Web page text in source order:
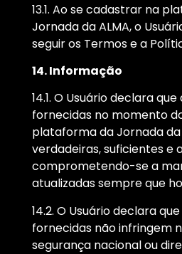
13.1. Ao se cadastrar na
Jornada da ALMA, o
seguir os Termos e a
14. Informação
14.1. O Usuário declara
fornecidas no momento
plataforma da Jornada da
verdadeiras, suficientes e
comprometendo-se a
atualizadas sempre que
14.2. O Usuário declara
fornecidas não infringem
segurança nacional ou